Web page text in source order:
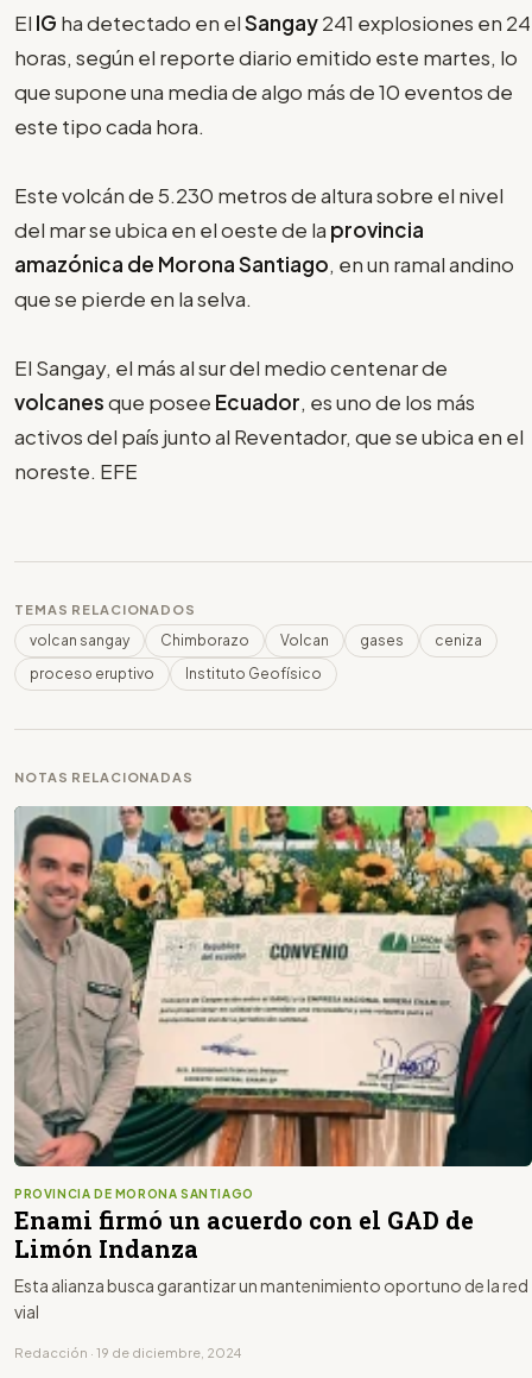
El IG ha detectado en elSangay241 explosiones en 24
horas, según el reporte diario emitido este martes, lo
que supone una media de algo más de 10 eventos de
este tipo cada hora.
Este volcán de 5.230 metros de altura sobre el nivel
del mar se ubica en el oeste de la provincia
amazónica de Morona Santiago, en un ramal andino
que se pierde en la selva.
El Sangay, el más al sur del medio centenar de
volcanesque posee Ecuador, es uno de los más
activos del país junto al Reventador, que se ubica en el
noreste. EFE
TEMAS RELACIONADOS
volcan sangay Chimborazo Volcan gases
ceniza
proceso eruptivo
Instituto Geofísico
NOTAS RELACIONADAS
PROVINCIA DE MORONA SANTIAGO
Enami firmó un acuerdo con el GAD de
Limón Indanza
Esta alianza busca garantizar un mantenimiento oportuno de la red
vial
Redacción · 19 de diciembre, 2024